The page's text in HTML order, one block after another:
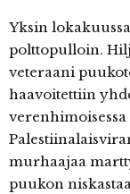
Yksin
polttopulloin.
veteraani
haavoitettiin
murhaajaa
puukon